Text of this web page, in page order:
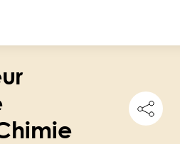
this